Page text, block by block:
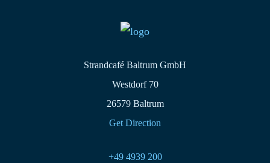
Strandcafé Baltrum GmbH
Westdorf 70
26579 Baltrum
Get Direction
+49 4939 200